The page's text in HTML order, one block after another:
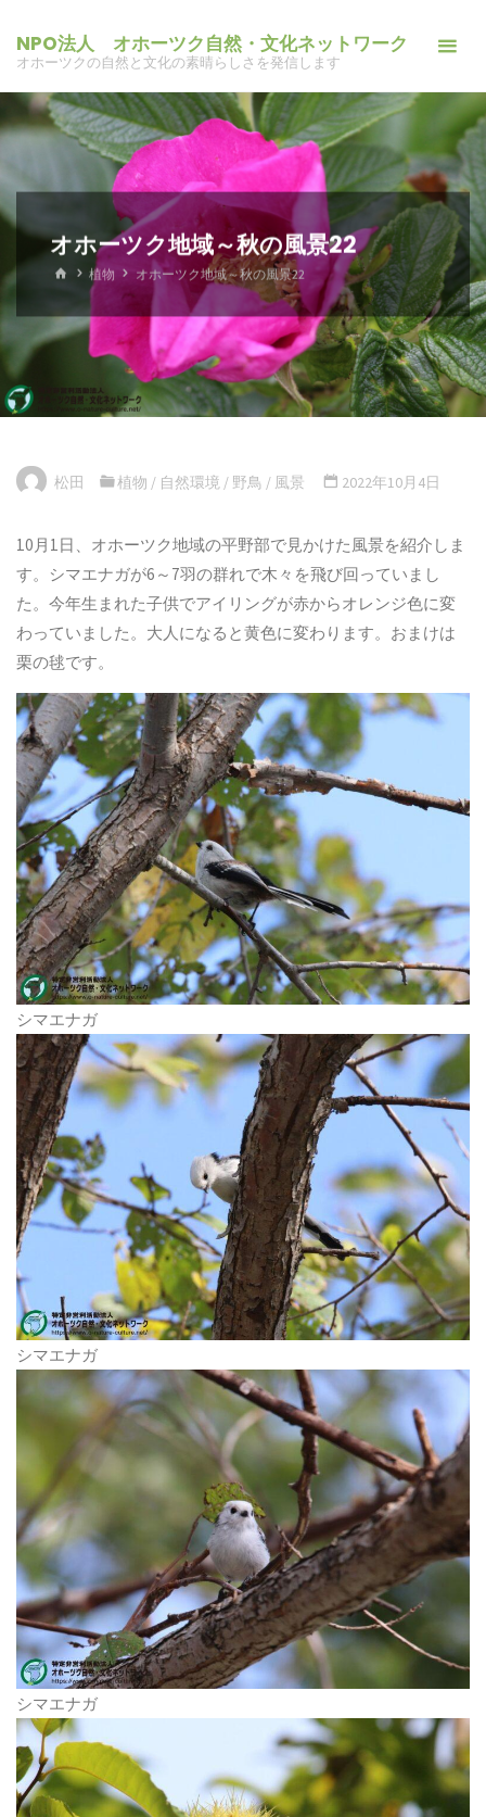
ツ
ス
キ
プ
NPO法人 オホーツク自然・文化ネットワーク
オホーツクの自然と文化の素晴らしさを発信します
オホーツク地域～秋の風景22
ホ 植物 オホーツク地域～秋の風景22
松田 植物 / 自然環境 / 野鳥 / 風景 2022年10月4日
10月1日、オホーツク地域の平野部で見かけた風景を紹介しま
す。シマエナガが6～7羽の群れで木々を飛び回っていまし
た。今年生まれた子供でアイリングが赤からオレンジ色に変
わっていました。大人になると黄色に変わります。おまけは
栗の毬です。
シマエナガ
シマエナガ
シマエナガ